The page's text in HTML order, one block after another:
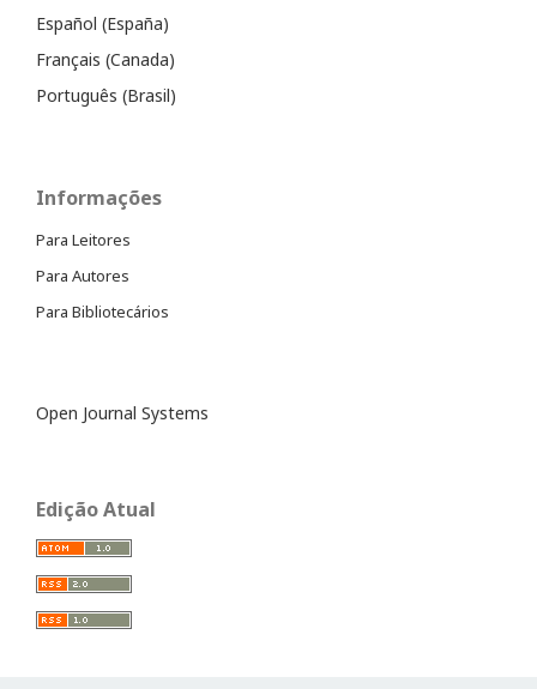
Español (España)
Français (Canada)
Português (Brasil)
Informações
Para Leitores
Para Autores
Para Bibliotecários
Open Journal Systems
Edição Atual